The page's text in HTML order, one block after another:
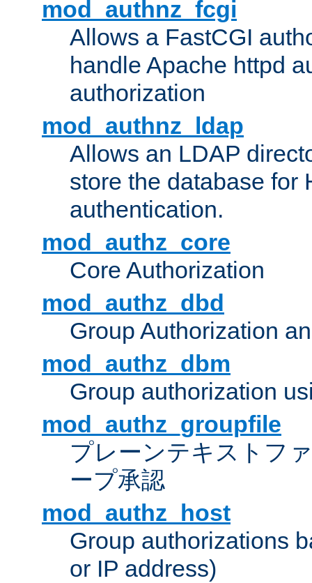
mod_authnz_fcgi
Allows a FastCGI
handle Apache httpd
authorization
mod_authnz_ldap
Allows an LDAP
store the database for
authentication.
mod_authz_core
Core Authorization
mod_authz_dbd
Group Authorization
mod_authz_dbm
Group authorization
mod_authz_groupfile
プレーンテキストフ
ープ承認
mod_authz_host
Group authorizations
or IP address)